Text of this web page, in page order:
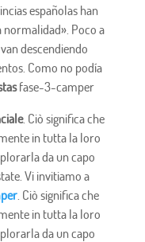
españolas han
normalidad». Poco a
descendiendo
Como no podía
fase-3-camper
. Ciò significa che
in tutta la loro
da un capo
Vi invitiamo a
. Ciò significa che
in tutta la loro
da un capo